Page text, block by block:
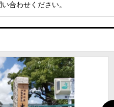
合わせください。